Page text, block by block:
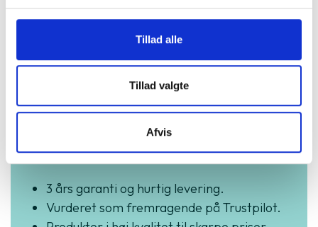
Tillad alle
Tillad valgte
Afvis
Køb trygt hos
GreenMind
3 års garanti og hurtig levering.
Vurderet som fremragende på Trustpilot.